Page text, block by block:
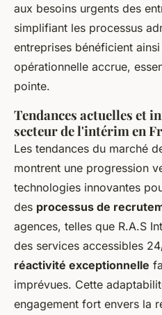
aux besoins urgents des
simplifiant les processus
entreprises bénéficient
opérationnelle accrue,
pointe.
Tendances actuelles et
secteur de l'intérim en
Les tendances du marché
montrent une progression
technologies innovantes
des processus de
agences, telles que R.A.S
des services accessibles
réactivité exceptionnelle
imprévues. Cette
engagement fort envers la